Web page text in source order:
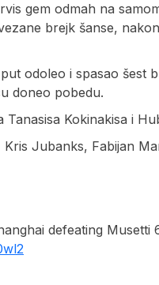
gem odmah na
brejk šanse,
odoleo i spasao šest
doneo pobedu.
Kokinakisa i
Jubanks, Fabijan
defeating Musetti